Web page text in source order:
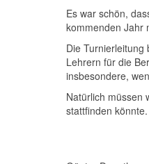
Es war schön,
kommenden Jahr
Die
Lehrern für die
insbesondere,
Natürlich müssen
stattfinden